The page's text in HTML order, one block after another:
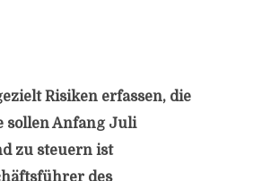
Risiken erfassen, die
sollen Anfang Juli
zu steuern ist
des